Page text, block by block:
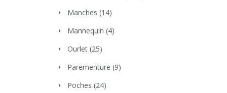
Manches (14)
Mannequin (4)
Ourlet (25)
Parementure (9)
Poches (24)